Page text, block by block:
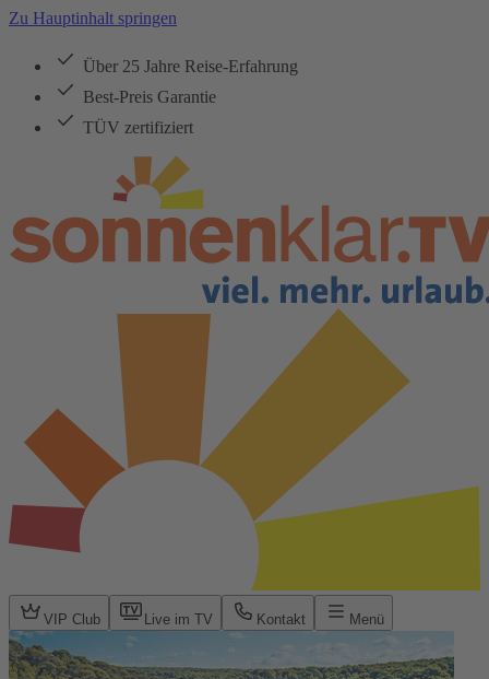
Zu Hauptinhalt springen
Über 25 Jahre Reise-Erfahrung
Best-Preis Garantie
TÜV zertifiziert
VIP Club Live im TV Kontakt Menü